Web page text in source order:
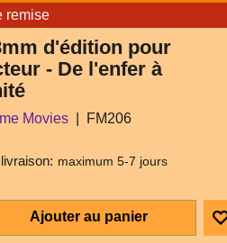
remise
d'édition pour
- De l'enfer à
Movies FM206
maximum 5-7 jours
Ajouter au panier